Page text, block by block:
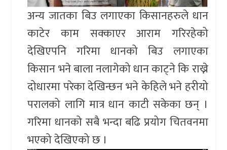
अन्य जातका बिउ लगाएका किसानहरुले धान
काटेर काम सक्काएर आराम गरिरहेको
देखिएपनि गरिमा धानको बिउ लगाएका
किसान भने बाला नलागेको धान काट्ने कि राख्ने
दोधारमा परेका देखिन्छन भने केहिले भने हरीयो
परालको लागि मात्र धान काटी सकेका छन् ।
गरिमा धानको सबै भन्दा बढि प्रयोग चितवनमा
भएको देखिएको छ ।